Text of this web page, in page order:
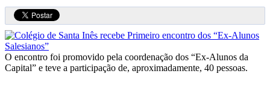
O encontro foi promovido pela coordenação dos “Ex-Alunos da
Capital” e teve a participação de, aproximadamente, 40 pessoas.